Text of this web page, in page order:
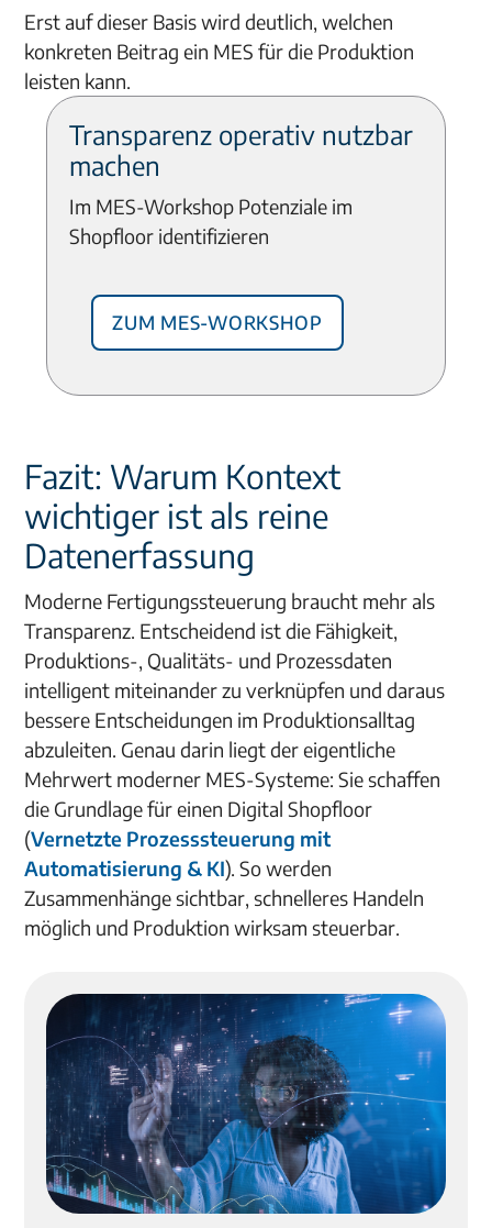
Erst auf dieser Basis wird deutlich, welchen
konkreten Beitrag ein MES für die Produktion
leisten kann.
Transparenz operativ nutzbar
machen
Im MES-Workshop Potenziale im
Shopfloor identifizieren
Zum MES-Workshop
Fazit: Warum Kontext
wichtiger ist als reine
Datenerfassung
Moderne Fertigungssteuerung braucht mehr als
Transparenz. Entscheidend ist die Fähigkeit,
Produktions-, Qualitäts- und Prozessdaten
intelligent miteinander zu verknüpfen und daraus
bessere Entscheidungen im Produktionsalltag
abzuleiten. Genau darin liegt der eigentliche
Mehrwert moderner MES-Systeme: Sie schaffen
die Grundlage für einen Digital Shopfloor
(Vernetzte Prozesssteuerung mit
Automatisierung & KI). So werden
Zusammenhänge sichtbar, schnelleres Handeln
möglich und Produktion wirksam steuerbar.